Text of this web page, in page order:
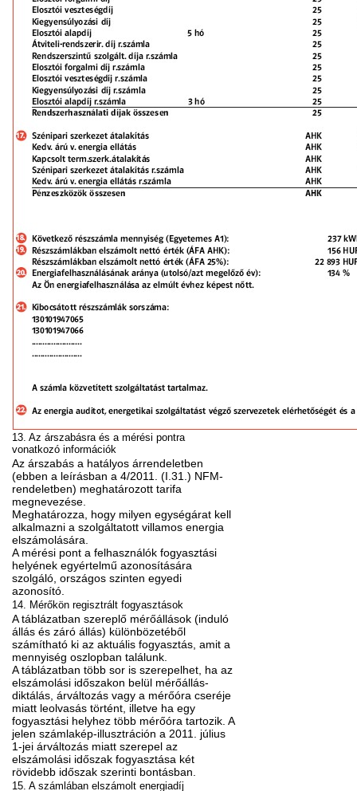
13. Az árszabásra és a mérési pontra
vonatkozó információk
Az árszabás a hatályos árrendeletben
(ebben a leírásban a 4/2011. (I.31.) NFM-
rendeletben) meghatározott tarifa
megnevezése.
Meghatározza, hogy milyen egységárat kell
alkalmazni a szolgáltatott villamos energia
elszámolására.
A mérési pont a felhasználók fogyasztási
helyének egyértelmű azonosítására
szolgáló, országos szinten egyedi
azonosító.
14. Mérőkön regisztrált fogyasztások
A táblázatban szereplő mérőállások (induló
állás és záró állás) különbözetéből
számítható ki az aktuális fogyasztás, amit a
mennyiség oszlopban találunk.
A táblázatban több sor is szerepelhet, ha az
elszámolási időszakon belül mérőállás-
diktálás, árváltozás vagy a mérőóra cseréje
miatt leolvasás történt, illetve ha egy
fogyasztási helyhez több mérőóra tartozik. A
jelen számlakép-illusztráción a 2011. július
1-jei árváltozás miatt szerepel az
elszámolási időszak fogyasztása két
rövidebb időszak szerinti bontásban.
15. A számlában elszámolt energiadíj